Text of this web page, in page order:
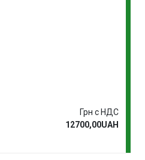
Грн с НДС
12700,00UAH